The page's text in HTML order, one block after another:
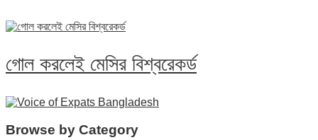
গোল করলেই মেসির বিশ্বরেকর্ড
Browse by Category